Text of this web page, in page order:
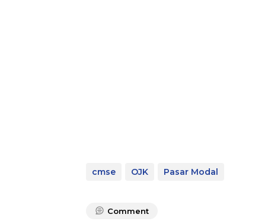
cmse OJK Pasar Modal
Comment